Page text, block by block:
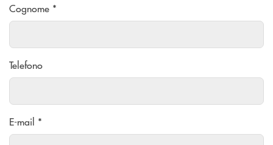
Cognome *
Telefono
E-mail *